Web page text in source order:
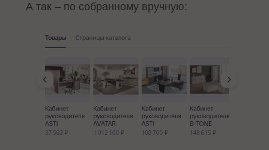
А так – по собранному вручную: